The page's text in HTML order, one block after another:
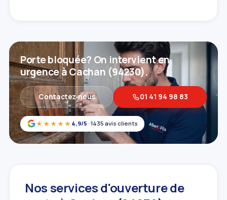
★★★★★ 4,9/5 · 1435 avis clients
Porte bloquée? On intervient en
urgence à Cachan (94230).
Contactez‑nous 01 41 94 98 83
Nos services d'ouverture de